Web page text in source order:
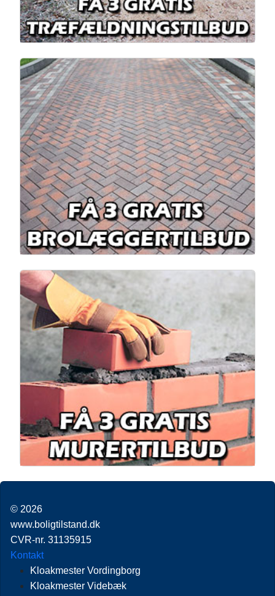
© 2026
www.boligtilstand.dk
CVR-nr. 31135915
Kontakt
Kloakmester Vordingborg
Kloakmester Videbæk